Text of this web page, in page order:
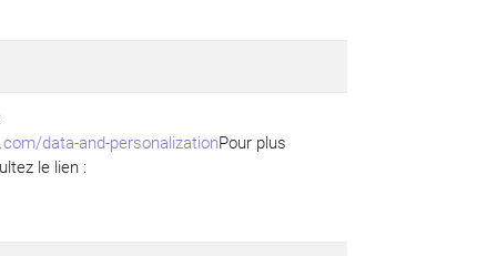
data-and-personalizationPour plus
le lien :